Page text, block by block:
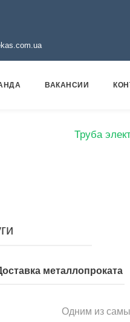
ВАКАНСИИ
Труба
металлопроката
Одним из